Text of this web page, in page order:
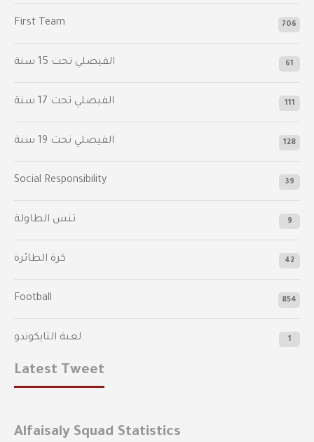
First Team 706
الفيصلي‬⁩ تحت 15 سنة 61
‫الفيصلي‬⁩ تحت 17 سنة 111
الفيصلي‬⁩ تحت 19 سنة 128
Social Responsibility 39
تنس الطاولة 9
كرة الطائرة 42
Football 854
لعبة التايكوندو 1
Latest Tweet
Alfaisaly Squad Statistics